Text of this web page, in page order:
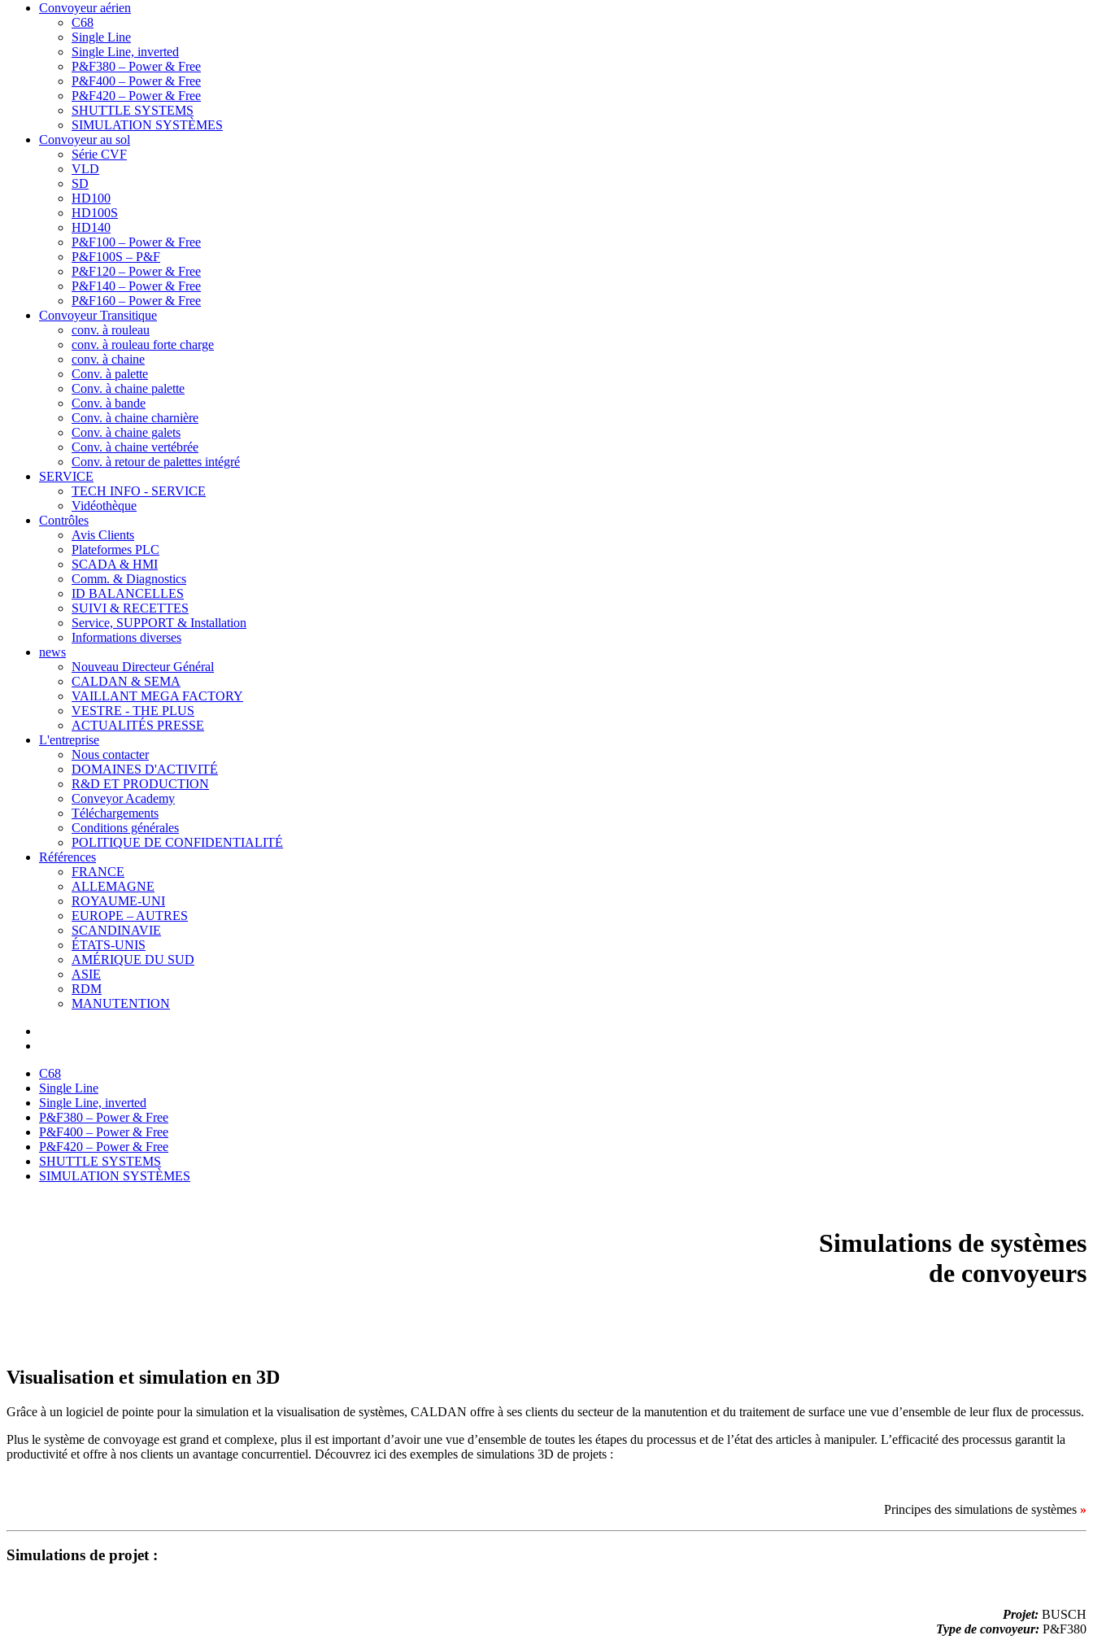
Convoyeur aérien
C68
Single Line
Single Line, inverted
P&F380 – Power & Free
P&F400 – Power & Free
P&F420 – Power & Free
SHUTTLE SYSTEMS
SIMULATION SYSTÈMES
Convoyeur au sol
Série CVF
VLD
SD
HD100
HD100S
HD140
P&F100 – Power & Free
P&F100S – P&F
P&F120 – Power & Free
P&F140 – Power & Free
P&F160 – Power & Free
Convoyeur Transitique
conv. à rouleau
conv. à rouleau forte charge
conv. à chaine
Conv. à palette
Conv. à chaine palette
Conv. à bande
Conv. à chaine charnière
Conv. à chaine galets
Conv. à chaine vertébrée
Conv. à retour de palettes intégré
SERVICE
TECH INFO - SERVICE
Vidéothèque
Contrôles
Avis Clients
Plateformes PLC
SCADA & HMI
Comm. & Diagnostics
ID BALANCELLES
SUIVI & RECETTES
Service, SUPPORT & Installation
Informations diverses
news
Nouveau Directeur Général
CALDAN & SEMA
VAILLANT MEGA FACTORY
VESTRE - THE PLUS
ACTUALITÉS PRESSE
L'entreprise
Nous contacter
DOMAINES D'ACTIVITÉ
R&D ET PRODUCTION
Conveyor Academy
Téléchargements
Conditions générales
POLITIQUE DE CONFIDENTIALITÉ
Références
FRANCE
ALLEMAGNE
ROYAUME-UNI
EUROPE – AUTRES
SCANDINAVIE
ÉTATS-UNIS
AMÉRIQUE DU SUD
ASIE
RDM
MANUTENTION
C68
Single Line
Single Line, inverted
P&F380 – Power & Free
P&F400 – Power & Free
P&F420 – Power & Free
SHUTTLE SYSTEMS
SIMULATION SYSTÈMES
Simulations de systèmes
de convoyeurs
Visualisation et simulation en 3D
Grâce à un logiciel de pointe pour la simulation et la visualisation de systèmes, CALDAN offre à ses clients du secteur de la manutention et du traitement de surface une vue d’ensemble de leur flux de processus.
Plus le système de convoyage est grand et complexe, plus il est important d’avoir une vue d’ensemble de toutes les étapes du processus et de l’état des articles à manipuler. L’efficacité des processus garantit la
productivité et offre à nos clients un avantage concurrentiel. Découvrez ici des exemples de simulations 3D de projets :
Principes des simulations de systèmes »
Simulations de projet :
Projet: BUSCH
Type de convoyeur: P&F380